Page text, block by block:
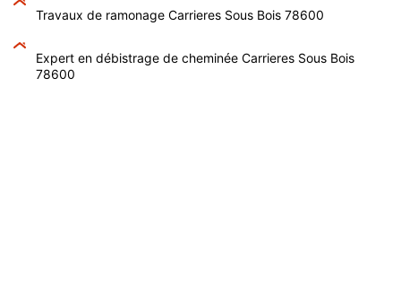
Travaux de ramonage Carrieres Sous Bois 78600
Expert en débistrage de cheminée Carrieres Sous Bois
78600